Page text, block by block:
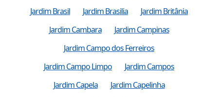
Jardim Brasil
Jardim Brasilia
Jardim Britânia
Jardim Cambara
Jardim Campinas
Jardim Campo dos Ferreiros
Jardim Campo Limpo
Jardim Campos
Jardim Capela
Jardim Capelinha